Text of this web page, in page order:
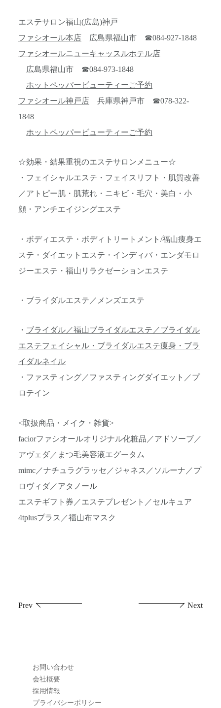
エステサロン福山(広島)神戸
ファシオール本店 広島県福山市 ☎084-927-1848
ファシオールニューキャッスルホテル店
広島県福山市 ☎084-973-1848
ホットペッパービューティーご予約
ファシオール神戸店 兵庫県神戸市 ☎078-322-
1848
ホットペッパービューティーご予約
☆効果・結果重視のエステサロンメニュー☆
・フェイシャルエステ・フェイスリフト・肌質改善
／アトピー肌・肌荒れ・ニキビ・毛穴・美白・小
顔・アンチエイジングエステ
・ボディエステ・ボディトリートメント/福山痩身エ
ステ・ダイエットエステ・インディバ・エンダモロ
ジーエステ・福山リラクゼーションエステ
・ブライダルエステ／メンズエステ
・ ブライダル／福山ブライダルエステ／ブライダル
エステフェイシャル・ブライダルエステ痩身・ブラ
イダルネイル
・ファスティング／ファスティングダイエット／プ
ロテイン
<取扱商品・メイク・雑貨>
faciorファシオールオリジナル化粧品／アドソーブ／
アヴェダ／まつ毛美容液エグータム
mimc／ナチュラグラッセ／ジャネス／ソルーナ／プ
ロヴィダ／アタノール
エステギフト券／エステプレゼント／セルキュア
4tplusプラス／福山布マスク
Prev Next
お問い合わせ
会社概要
採用情報
プライバシーポリシー